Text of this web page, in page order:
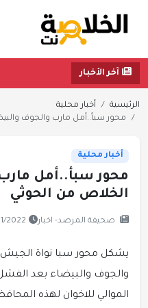
آخر الأخبار
الرئيسية
أخبار محلية
محور سبأ..أمل مارب والجوف
أخبار محلية
محور سبأ..أمل
الخلاص من الحوثي
صحيفة المرصد- اخبار 19:24
يشكل محور سبا نواة
والجوف والبيضاء بعد
الموالي للاخوان لهذه